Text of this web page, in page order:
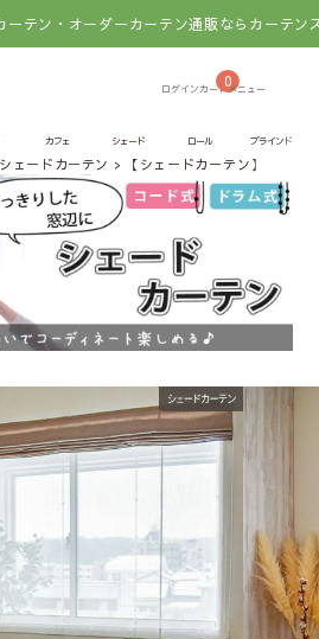
オーダーカーテン通販ならカーテンズ【公式
0
カフェ シェード ロール ブラインド
シェードカーテン 【シェードカーテン】ZARA